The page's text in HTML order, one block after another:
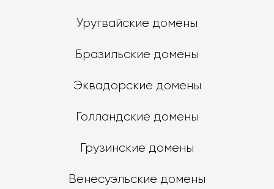
Уругвайские домены
Бразильские домены
Эквадорские домены
Голландские домены
Грузинские домены
Венесуэльские домены